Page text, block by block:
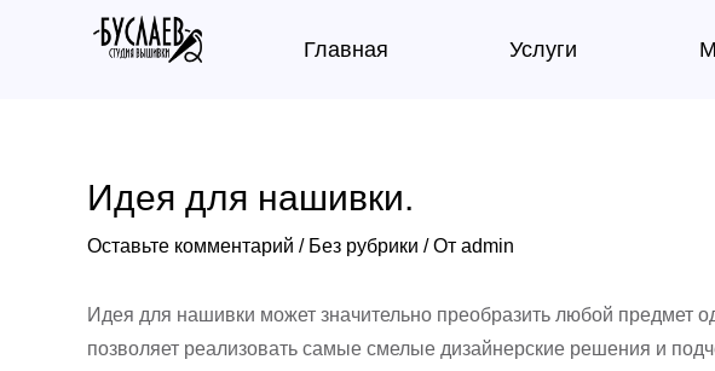
Главная Услуги
Идея для нашивки.
Оставьте комментарий / Без рубрики / От admin
Идея для нашивки может значительно преобразить любой
позволяет реализовать самые смелые дизайнерские решения и
Навигация
по